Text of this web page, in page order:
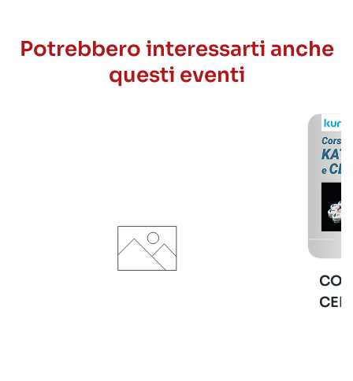
Potrebbero interessarti anche
questi eventi